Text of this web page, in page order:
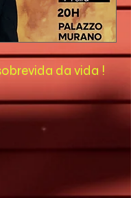
da vida !